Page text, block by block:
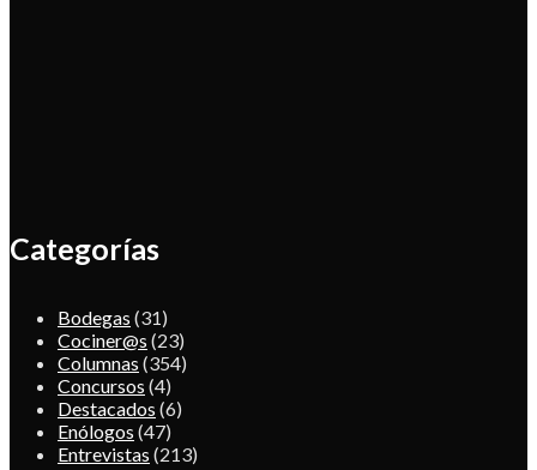
Categorías
Bodegas (31)
Cociner@s (23)
Columnas (354)
Concursos (4)
Destacados (6)
Enólogos (47)
Entrevistas (213)